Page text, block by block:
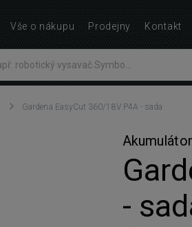
Gardena EasyCut 360/18V P4A - sada
-
Vše o nákupu Prodejny Kontakt